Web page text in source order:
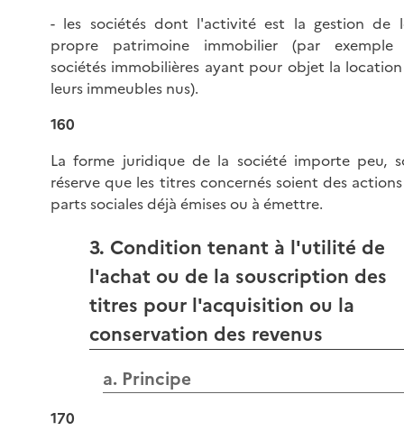
- les sociétés dont l'activité est la gestion de
propre patrimoine immobilier (par exemple
sociétés immobilières ayant pour objet la
leurs immeubles nus).
160
La forme juridique de la société importe peu,
réserve que les titres concernés soient des
parts sociales déjà émises ou à émettre.
3. Condition tenant à l'utilité de
l'achat ou de la souscription des
titres pour l'acquisition ou la
conservation des revenus
a. Principe
170